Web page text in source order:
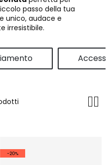
Inizio ordine
passo della tua
unico, audace e
irresistibile.
-20%